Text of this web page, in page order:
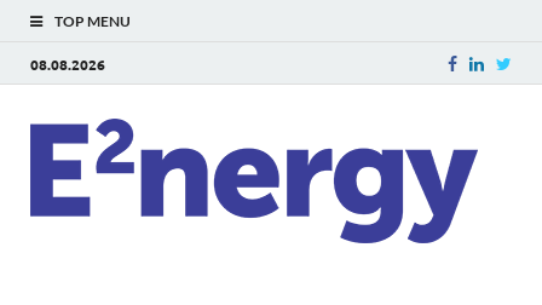
TOP MENU
08.08.2026